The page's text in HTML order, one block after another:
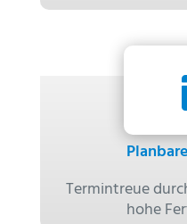
Termintreue
hohe